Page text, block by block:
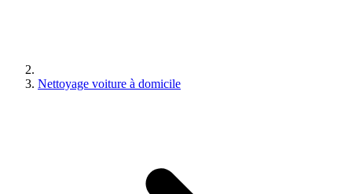
Nettoyage voiture à domicile